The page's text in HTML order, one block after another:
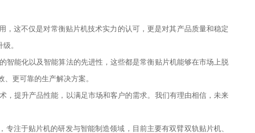
这不仅是对常衡贴片机技术实力的认可，更是对其产品质量和稳定
。
智能化以及智能算法的先进性，这些都是常衡贴片机能够在市场上脱
更可靠的生产解决方案。
，提升产品性能，以满足市场和客户的需求。我们有理由相信，未来
注于贴片机的研发与智能制造领域，目前主要有双臂双轨贴片机、